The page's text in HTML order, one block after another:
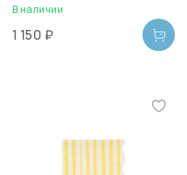
В наличии
1 150 ₽